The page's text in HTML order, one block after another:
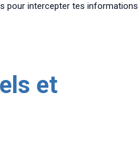
pour intercepter tes informations
et